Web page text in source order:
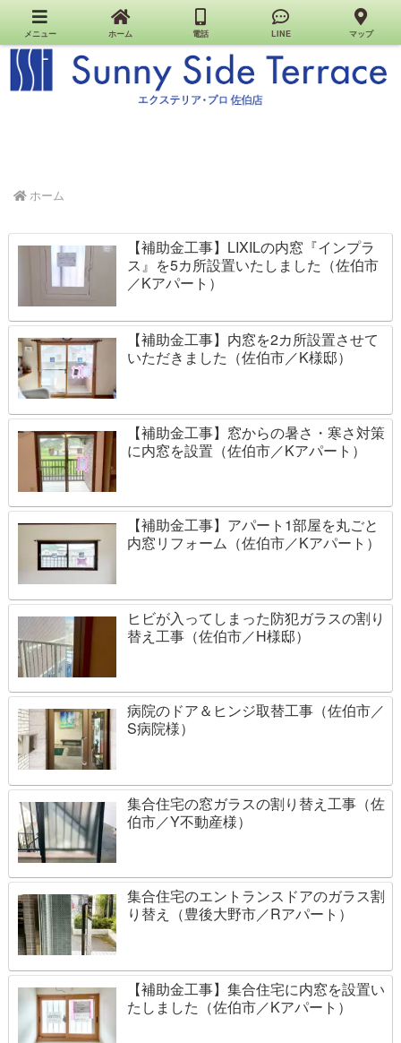
佐伯市のエクステリア・外構・お家のお店｜Sunny Side Terrace（エクステリア・プロ佐伯
ホーム
【補助金工事】LIXILの内窓『インプラ
ス』を5カ所設置いたしました（佐伯市
／Kアパート）
【補助金工事】内窓を2カ所設置させて
いただきました（佐伯市／K様邸）
【補助金工事】窓からの暑さ・寒さ対策
に内窓を設置（佐伯市／Kアパート）
【補助金工事】アパート1部屋を丸ごと
内窓リフォーム（佐伯市／Kアパート）
ヒビが入ってしまった防犯ガラスの割り
替え工事（佐伯市／H様邸）
病院のドア＆ヒンジ取替工事（佐伯市／
S病院様）
集合住宅の窓ガラスの割り替え工事（佐
伯市／Y不動産様）
集合住宅のエントランスドアのガラス割
り替え（豊後大野市／Rアパート）
【補助金工事】集合住宅に内窓を設置い
たしました（佐伯市／Kアパート）
メニュー ホーム 電話 LINE マップ